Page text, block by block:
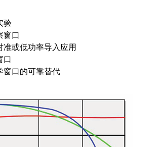
验
窗口
或低功率导入应用
口
窗口的可靠替代